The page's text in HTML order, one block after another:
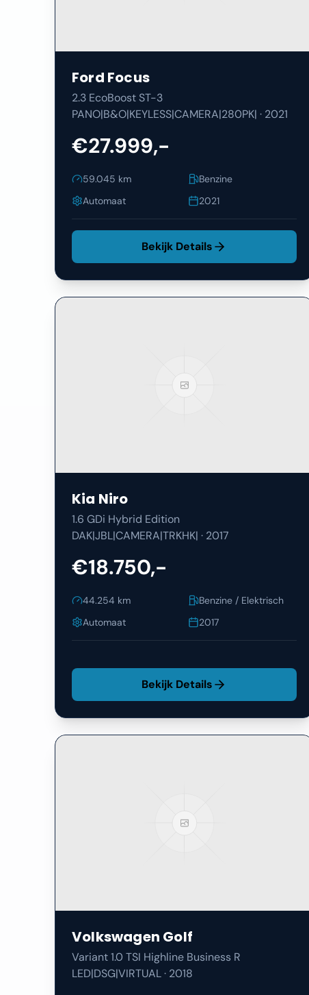
Ford Focus
2.3 EcoBoost ST-3
PANO|B&O|KEYLESS|CAMERA|280PK| · 2021
€27.999,-
59.045 km
Benzine
Automaat
2021
Bekijk Details
Kia Niro
1.6 GDi Hybrid Edition
DAK|JBL|CAMERA|TRKHK| · 2017
€18.750,-
44.254 km
Benzine / Elektrisch
Automaat
2017
Bekijk Details
Volkswagen Golf
Variant 1.0 TSI Highline Business R
LED|DSG|VIRTUAL· 2018